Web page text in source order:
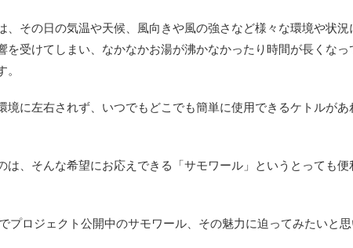
、その日の気温や天候、風向きや風の強さなど様々な環境や状
を受けてしまい、なかなかお湯が沸かなかったり時間が長くなっ
境に左右されず、いつでもどこでも簡単に使用できるケトルが
は、そんな希望にお応えできる「サモワール」というとっても
プロジェクト公開中のサモワール、その魅力に迫ってみたいと思